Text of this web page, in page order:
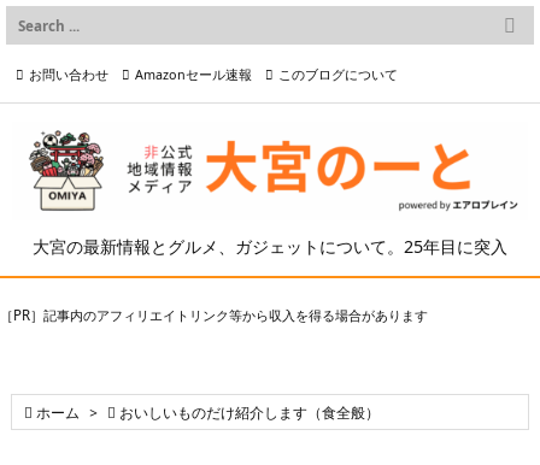
大宮の最新情報とグルメ、ガジェットについて。25年目に突入

メニュー

検索
お問い合わせ Amazonセール速報 このブログについて
プライバシーポリシー等
［PR］記事内のアフィリエイトリンク等から収入を得る場合があります
 ホーム >  おいしいものだけ紹介します（食全般）